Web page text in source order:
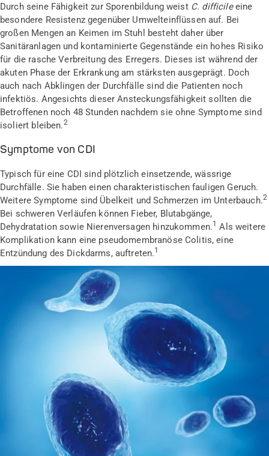
Durch seine Fähigkeit zur Sporenbildung weistC. difficileeine
besondere Resistenz gegenüber Umwelteinflüssen auf. Bei
großen Mengen an Keimen im Stuhl besteht daher über
Sanitäranlagen und kontaminierte Gegenstände ein hohes Risiko
für die rasche Verbreitung des Erregers. Dieses ist während der
akuten Phase der Erkrankung am stärksten ausgeprägt. Doch
auch nach Abklingen der Durchfälle sind die Patienten noch
infektiös. Angesichts dieser Ansteckungsfähigkeit sollten die
Betroffenen noch 48 Stunden nachdem sie ohne Symptome sind
isoliert bleiben.2
Symptome von CDI
Typisch für eine CDI sind plötzlich einsetzende, wässrige
Durchfälle. Sie haben einen charakteristischen fauligen Geruch.
Weitere Symptome sind Übelkeit und Schmerzen im Unterbauch.2
Bei schweren Verläufen können Fieber, Blutabgänge,
Dehydratation sowie Nierenversagen hinzukommen.1 Als weitere
Komplikation kann eine pseudomembranöse Colitis, eine
Entzündung des Dickdarms, auftreten.1